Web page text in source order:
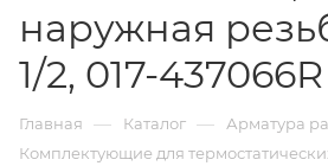
наружная
1/2, 017-437066R
Главная — Каталог — Арматура
Комплектующие для